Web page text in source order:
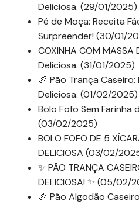
Deliciosa. (29/01/2025)
Pé de Moça: Receita
Surpreender! (30/01/
COXINHA COM MASSA
Deliciosa. (31/01/2025)
🥖 Pão Trança
Deliciosa. (01/02/2025)
Bolo Fofo Sem Farinha
(03/02/2025)
BOLO FOFO DE 5
DELICIOSA (03/02/
✨ PÃO TRANÇA
DELICIOSA! ✨ (05/02/
🥖 Pão Algodão